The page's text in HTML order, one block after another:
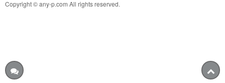
Copyright © any-p.com All rights reserved.